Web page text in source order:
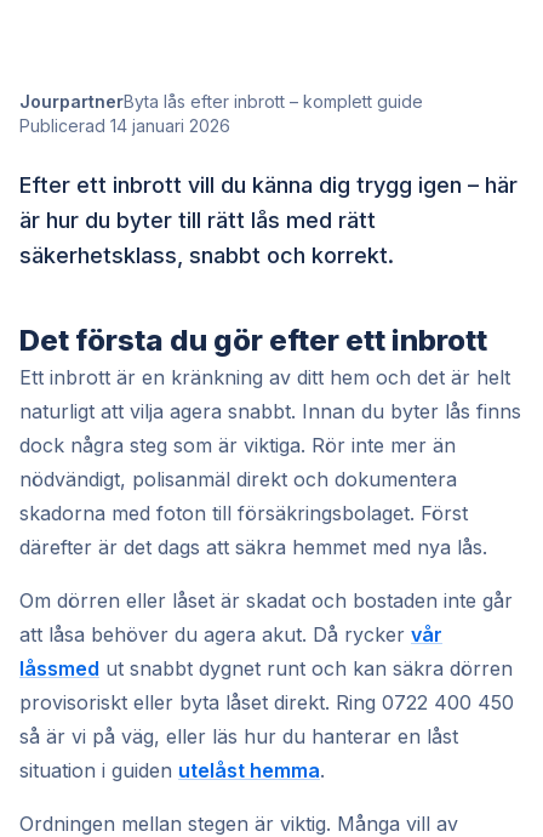
JourpartnerByta lås efter inbrott – komplett guide
Publicerad 14 januari 2026
Efter ett inbrott vill du känna dig trygg igen – här
är hur du byter till rätt lås med rätt
säkerhetsklass, snabbt och korrekt.
Det första du gör efter ett inbrott
Ett inbrott är en kränkning av ditt hem och det är helt
naturligt att vilja agera snabbt. Innan du byter lås finns
dock några steg som är viktiga. Rör inte mer än
nödvändigt, polisanmäl direkt och dokumentera
skadorna med foton till försäkringsbolaget. Först
därefter är det dags att säkra hemmet med nya lås.
Om dörren eller låset är skadat och bostaden inte går
att låsa behöver du agera akut. Då rycker vår
låssmed ut snabbt dygnet runt och kan säkra dörren
provisoriskt eller byta låset direkt. Ring 0722 400 450
så är vi på väg, eller läs hur du hanterar en låst
situation i guiden utelåst hemma.
Ordningen mellan stegen är viktig. Många vill av